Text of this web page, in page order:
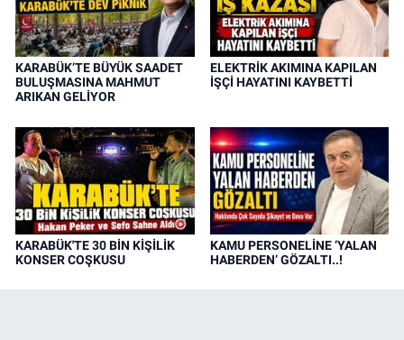
KARABÜK’TE BÜYÜK SAADET
BULUŞMASINA MAHMUT
ARIKAN GELİYOR
ELEKTRİK AKIMINA KAPILAN
İŞÇİ HAYATINI KAYBETTİ
KARABÜK'TE 30 BİN KİŞİLİK
KONSER COŞKUSU
KAMU PERSONELİNE ‘YALAN
HABERDEN’ GÖZALTI..!